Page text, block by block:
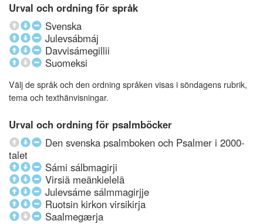
Urval och ordning för språk
Svenska
Julevsábmáj
Davvisámegillii
Suomeksi
Välj de språk och den ordning språken visas i söndagens rubrik,
tema och texthänvisningar.
Urval och ordning för psalmböcker
Den svenska psalmboken och Psalmer i 2000-
talet
Sámi sálbmagirji
Virsiä meänkielelä
Julevsáme sálmmagirjje
Ruotsin kirkon virsikirja
Saalmegærja